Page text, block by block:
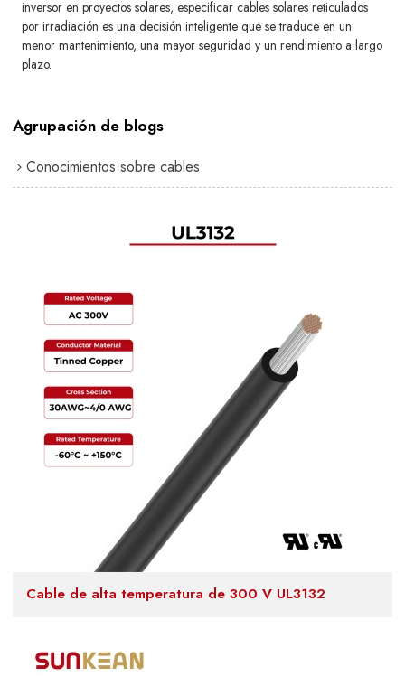
inversor en proyectos solares, especificar cables solares reticulados
por irradiación es una decisión inteligente que se traduce en un
menor mantenimiento, una mayor seguridad y un rendimiento a largo
plazo.
Agrupación de blogs
Conocimientos sobre cables
Cable de alta temperatura de 300 V UL3132